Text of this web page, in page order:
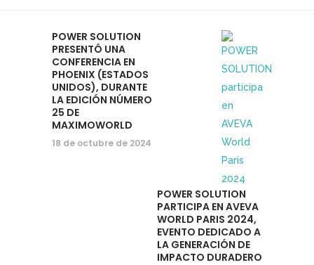
POWER SOLUTION
PRESENTÓ UNA
CONFERENCIA EN
PHOENIX (ESTADOS
UNIDOS), DURANTE
LA EDICIÓN NÚMERO
25 DE
MAXIMOWORLD
18 de octubre de 2024
POWER SOLUTION
PARTICIPA EN AVEVA
WORLD PARIS 2024,
EVENTO DEDICADO A
LA GENERACIÓN DE
IMPACTO DURADERO